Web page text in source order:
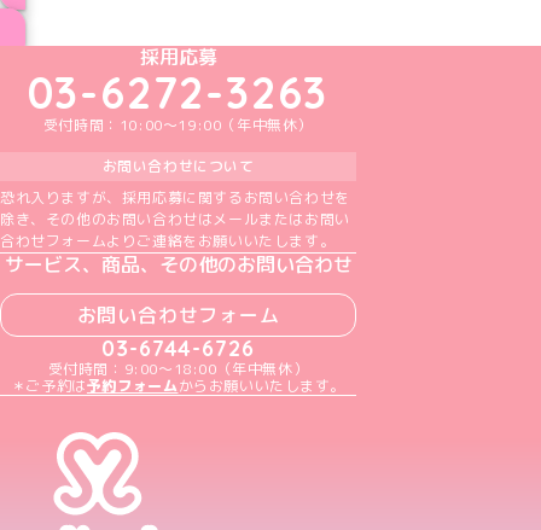
めいどりーみんTikTok公式アカウント
めいどりーみんX公式アカウント
めいどりーみんInstagram公式アカウント
めいどりーみんFacebook公式アカウン
めいどりーみんYouTube公式アカ
採用応募
03-6272-3263
受付時間：10:00～19:00（年中無休）
お問い合わせについて
恐れ入りますが、採用応募に関するお問い合わせを
除き、その他のお問い合わせはメールまたはお問い
合わせフォームよりご連絡をお願いいたします。
サービス、商品、その他のお問い合わせ
お問い合わせフォーム
03-6744-6726
受付時間：9:00～18:00（年中無休）
＊ご予約は予約フォームからお願いいたします。